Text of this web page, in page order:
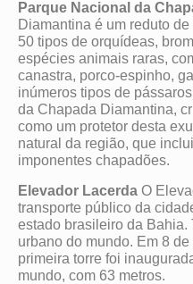
Parque Nacional da
Diamantina é um reduto
50 tipos de orquídeas,
espécies animais raras,
canastra, porco-espinho,
inúmeros tipos de
da Chapada Diamantina,
como um protetor desta
natural da região, que
imponentes chapadões.
Elevador Lacerda O
transporte público da
estado brasileiro da Bahia.
urbano do mundo. Em 8
primeira torre foi
mundo, com 63 metros.